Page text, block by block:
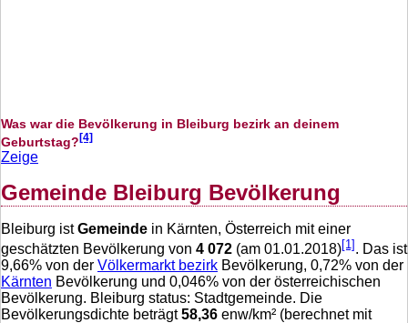
Was war die Bevölkerung in Bleiburg bezirk an deinem
Geburtstag?[4]
Zeige
Gemeinde Bleiburg Bevölkerung
Bleiburg istGemeinde in Kärnten, Österreich mit einer
geschätzten Bevölkerung von 4 072 (am 01.01.2018)[1] . Das ist
9,66% von der Völkermarkt bezirk Bevölkerung, 0,72% von der
Kärnten Bevölkerung und 0,046% von der österreichischen
Bevölkerung. Bleiburg status: Stadtgemeinde. Die
Bevölkerungsdichte beträgt58,36 enw/km² (berechnet mit